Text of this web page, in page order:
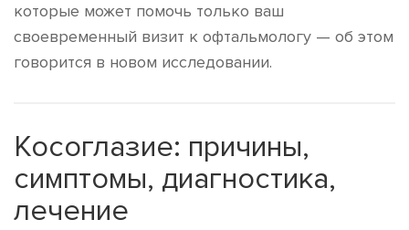
которые может помочь только ваш
своевременный визит к офтальмологу — об этом
говорится в новом исследовании.
Косоглазие: причины,
симптомы, диагностика,
лечение